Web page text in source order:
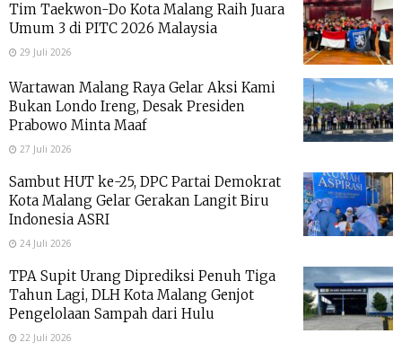
Tim Taekwon-Do Kota Malang Raih Juara
Umum 3 di PITC 2026 Malaysia
29 Juli 2026
Wartawan Malang Raya Gelar Aksi Kami
Bukan Londo Ireng, Desak Presiden
Prabowo Minta Maaf
27 Juli 2026
Sambut HUT ke-25, DPC Partai Demokrat
Kota Malang Gelar Gerakan Langit Biru
Indonesia ASRI
24 Juli 2026
TPA Supit Urang Diprediksi Penuh Tiga
Tahun Lagi, DLH Kota Malang Genjot
Pengelolaan Sampah dari Hulu
22 Juli 2026